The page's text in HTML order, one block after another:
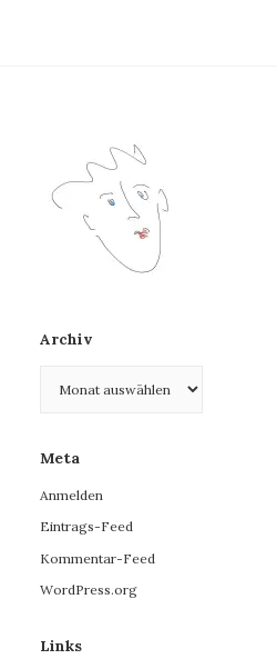
Archiv
Meta
Anmelden
Eintrags-Feed
Kommentar-Feed
WordPress.org
Links